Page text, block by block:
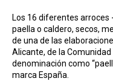
Los 16 diferentes arroces
paella o caldero, secos,
de una de las
Alicante, de la
denominación como
marca España.